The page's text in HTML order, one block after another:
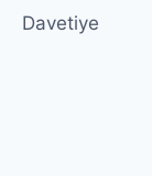
Davetiye